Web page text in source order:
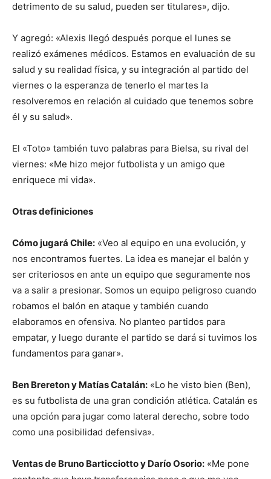
detrimento de su salud, pueden ser titulares», dijo.
Y agregó: «Alexis llegó después porque el lunes se
realizó exámenes médicos. Estamos en evaluación de su
salud y su realidad física, y su integración al partido del
viernes o la esperanza de tenerlo el martes la
resolveremos en relación al cuidado que tenemos sobre
él y su salud».
El «Toto» también tuvo palabras para Bielsa, su rival del
viernes: «Me hizo mejor futbolista y un amigo que
enriquece mi vida».
Otras definiciones
Cómo jugará Chile: «Veo al equipo en una evolución, y
nos encontramos fuertes. La idea es manejar el balón y
ser criteriosos en ante un equipo que seguramente nos
va a salir a presionar. Somos un equipo peligroso cuando
robamos el balón en ataque y también cuando
elaboramos en ofensiva. No planteo partidos para
empatar, y luego durante el partido se dará si tuvimos los
fundamentos para ganar».
Ben Brereton y Matías Catalán: «Lo he visto bien (Ben),
es su futbolista de una gran condición atlética. Catalán es
una opción para jugar como lateral derecho, sobre todo
como una posibilidad defensiva».
Ventas de Bruno Barticciotto y Darío Osorio: «Me pone